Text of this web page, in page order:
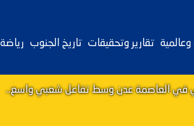
وعالمية تقارير وتحقيقات تاريخ الجنوب رياضة
في العاصمة عدن وسط تفاعل شعبي واسع..